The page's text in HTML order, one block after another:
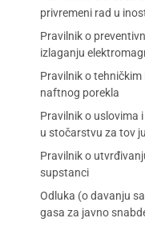
privremeni rad u
Pravilnik o
izlaganju
Pravilnik o
naftnog porekla
Pravilnik o uslovima
u stočarstvu za tov
Pravilnik o
supstanci
Odluka (o davanju
gasa za javno